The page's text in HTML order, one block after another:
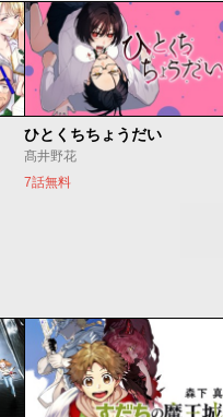
ひとくちちょうだい
髙井野花
7話無料